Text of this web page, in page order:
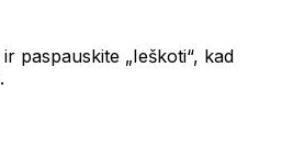
paspauskite „Ieškoti“, kad